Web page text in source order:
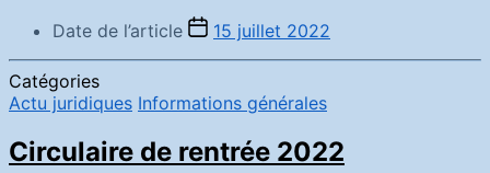
Date de l’article 15 juillet 2022
Catégories
Actu juridiques Informations générales
Circulaire de rentrée 2022